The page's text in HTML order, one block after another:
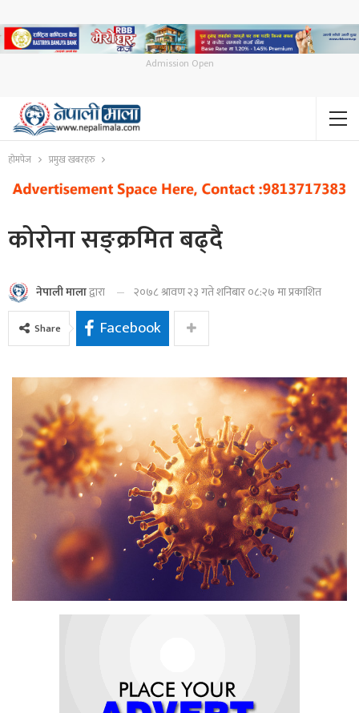
Admission Open
होमपेज प्रमुख खबरहरु
कोरोना सङ्क्रमित बढ्दै
नेपाली मालाद्वारा २०७८ श्रावण २३ गते शनिबार ०८:२७ मा प्रकाशित
Share Facebook